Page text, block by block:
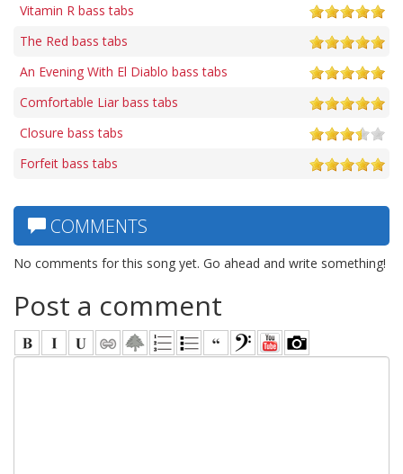
Vitamin R bass tabs
The Red bass tabs
An Evening With El Diablo bass tabs
Comfortable Liar bass tabs
Closure bass tabs
Forfeit bass tabs
COMMENTS
No comments for this song yet. Go ahead and write something!
Post a comment